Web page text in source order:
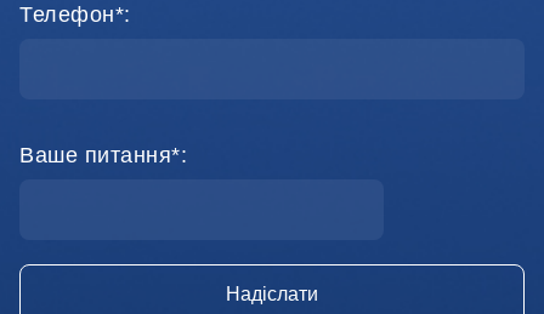
Телефон*:
Ваше питання*: